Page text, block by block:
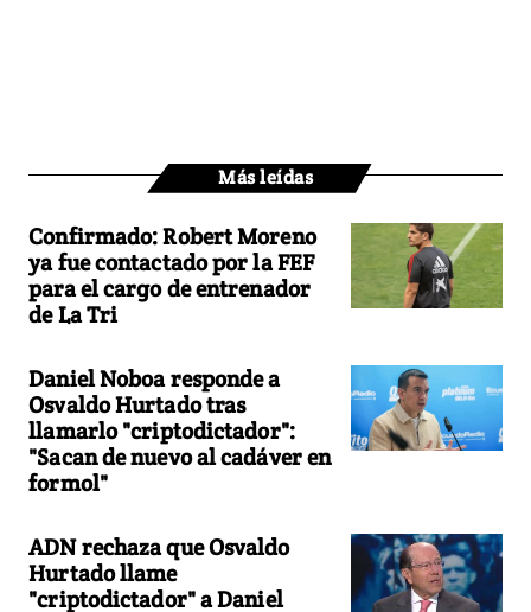
Más leídas
Confirmado: Robert Moreno
ya fue contactado por la FEF
para el cargo de entrenador
de La Tri
Daniel Noboa responde a
Osvaldo Hurtado tras
llamarlo "criptodictador":
"Sacan de nuevo al cadáver en
formol"
ADN rechaza que Osvaldo
Hurtado llame
"criptodictador" a Daniel